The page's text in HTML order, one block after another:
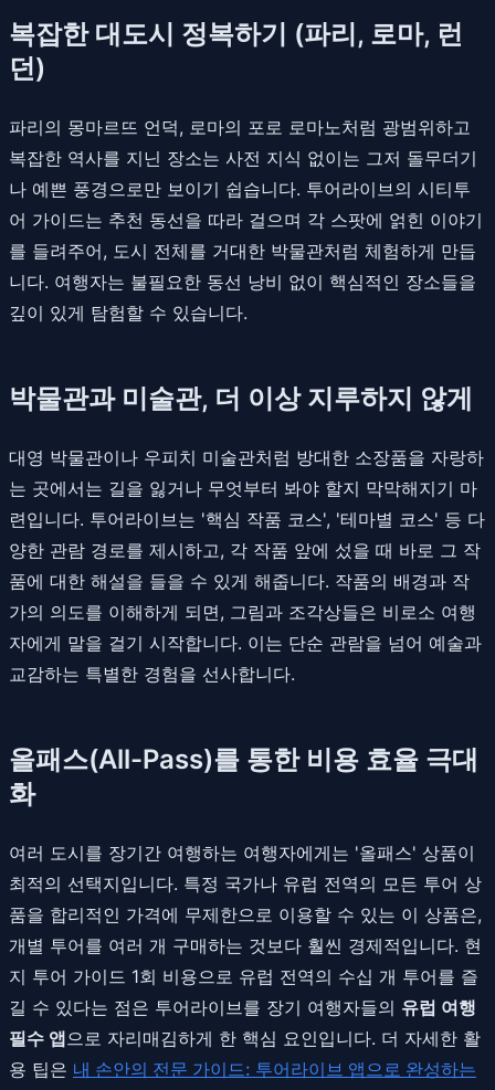
복잡한 대도시 정복하기 (파리, 로마, 런
던)
파리의 몽마르뜨 언덕, 로마의 포로 로마노처럼 광범위하고
복잡한 역사를 지닌 장소는 사전 지식 없이는 그저 돌무더기
나 예쁜 풍경으로만 보이기 쉽습니다. 투어라이브의 시티투
어 가이드는 추천 동선을 따라 걸으며 각 스팟에 얽힌 이야기
를 들려주어, 도시 전체를 거대한 박물관처럼 체험하게 만듭
니다. 여행자는 불필요한 동선 낭비 없이 핵심적인 장소들을
깊이 있게 탐험할 수 있습니다.
박물관과 미술관, 더 이상 지루하지 않게
대영 박물관이나 우피치 미술관처럼 방대한 소장품을 자랑하
는 곳에서는 길을 잃거나 무엇부터 봐야 할지 막막해지기 마
련입니다. 투어라이브는 '핵심 작품 코스', '테마별 코스' 등 다
양한 관람 경로를 제시하고, 각 작품 앞에 섰을 때 바로 그 작
품에 대한 해설을 들을 수 있게 해줍니다. 작품의 배경과 작
가의 의도를 이해하게 되면, 그림과 조각상들은 비로소 여행
자에게 말을 걸기 시작합니다. 이는 단순 관람을 넘어 예술과
교감하는 특별한 경험을 선사합니다.
올패스(All-Pass)를 통한 비용 효율 극대
화
여러 도시를 장기간 여행하는 여행자에게는 '올패스' 상품이
최적의 선택지입니다. 특정 국가나 유럽 전역의 모든 투어 상
품을 합리적인 가격에 무제한으로 이용할 수 있는 이 상품은,
개별 투어를 여러 개 구매하는 것보다 훨씬 경제적입니다. 현
지 투어 가이드 1회 비용으로 유럽 전역의 수십 개 투어를 즐
길 수 있다는 점은 투어라이브를 장기 여행자들의 유럽 여행
필수 앱으로 자리매김하게 한 핵심 요인입니다. 더 자세한 활
용 팁은 내 손안의 전문 가이드: 투어라이브 앱으로 완성하는